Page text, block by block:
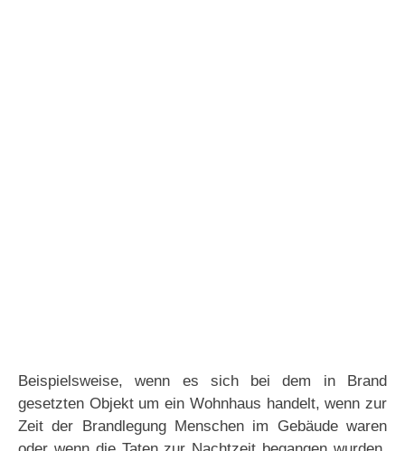
Beispielsweise, wenn es sich bei dem in Brand
gesetzten Objekt um ein Wohnhaus handelt, wenn zur
Zeit der Brandlegung Menschen im Gebäude waren